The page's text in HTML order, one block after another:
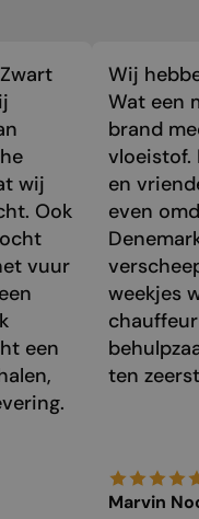
wij
Ook
vuur
een
Wij
Wat een
brand
vloeistof.
en
even
weekjes
ten
Marvin